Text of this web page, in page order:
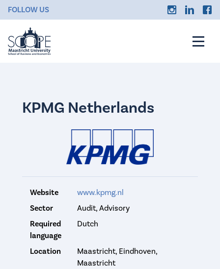
FOLLOW US
KPMG Netherlands
Website
www.kpmg.nl
Sector
Audit, Advisory
Required
language
Dutch
Location
Maastricht, Eindhoven,
Maastricht